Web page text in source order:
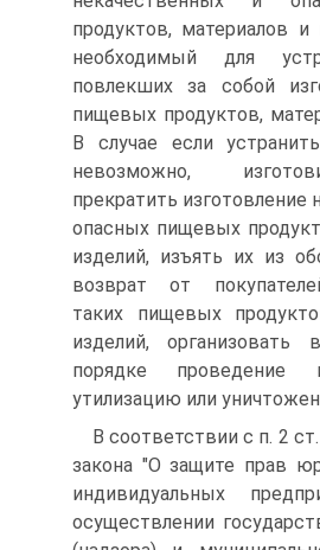
продуктов, материалов и
необходимый для
повлекших за собой
пищевых продуктов,
В случае если
невозможно,
прекратить изготовление
опасных пищевых
изделий, изъять их из
возврат от
таких пищевых
изделий, организовать
порядке проведение
утилизацию или
В соответствии с п. 2
закона "О защите прав
индивидуальных
осуществлении